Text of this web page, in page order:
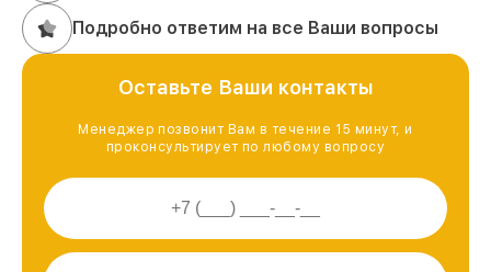
Подробно ответим на все Ваши вопросы
Оставьте Ваши контакты
Менеджер позвонит Вам в течение 15 минут, и
проконсультирует по любому вопросу